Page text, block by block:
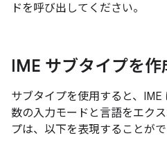
ドを呼び出してください。
IME サブタイプを作
サブタイプを使用すると、
数の入力モードと言語をエク
プは、以下を表現することがで